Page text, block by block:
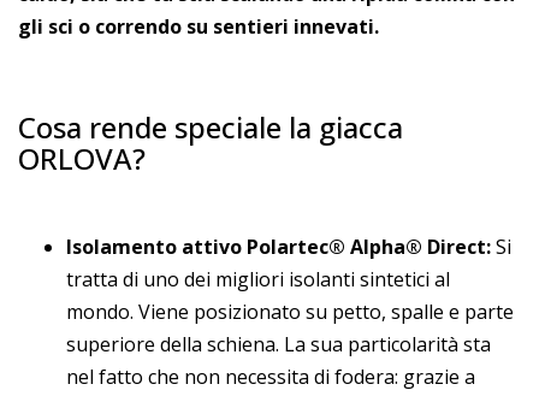
gli sci o correndo su sentieri innevati.
Cosa rende speciale la giacca
ORLOVA?
Isolamento attivo Polartec® Alpha® Direct:Si
tratta di uno dei migliori isolanti sintetici al
mondo. Viene posizionato su petto, spalle e parte
superiore della schiena. La sua particolarità sta
nel fatto che non necessita di fodera: grazie a